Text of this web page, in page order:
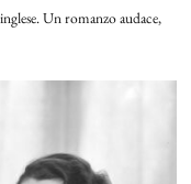
Un romanzo audace,